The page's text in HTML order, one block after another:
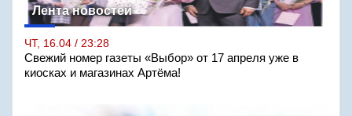
Лента новостей
ЧТ, 16.04 / 23:28
Свежий номер газеты «Выбор» от 17 апреля уже в
киосках и магазинах Артёма!